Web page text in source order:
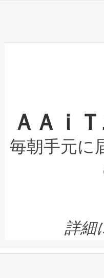
上げおよび
設備整備お
加組織は、
選定された
取得できる
設には、3
最高経営責
す。「当社
ームを利用
きます。こ
増加してい
る電力網に
事業者の負
系統連系を
限を超えて
持できるよ
ービスレベ
テリー性能
念は、現在
ます。
quality and
BESS stack
centers.
リューショ
したAvia 2
狭視野の
ケーブル、
なレーザー
な環境下で
キロメート
LiDAR for
は1535 nm
イズの小径
す。ノーマ
ートル先ま
トに対して
ＡＡｉ
毎朝手元に
詳細